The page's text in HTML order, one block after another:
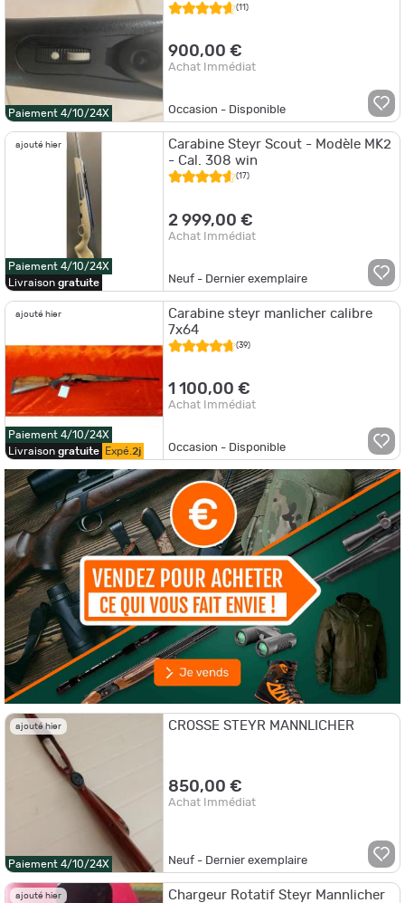
Paiement 4/10/24X
(11)
900,00 €
Achat Immédiat
Occasion - Disponible
ajouté hier
Paiement 4/10/24X
Livraison gratuite
Carabine Steyr Scout - Modèle MK2
- Cal. 308 win
(17)
2 999,00 €
Achat Immédiat
Neuf - Dernier exemplaire
ajouté hier
Paiement 4/10/24X
Livraison gratuite Expé. 2j
Carabine steyr manlicher calibre
7x64
(39)
1 100,00 €
Achat Immédiat
Occasion - Disponible
ajouté hier
Paiement 4/10/24X
CROSSE STEYR MANNLICHER
850,00 €
Achat Immédiat
Neuf - Dernier exemplaire
ajouté hier Chargeur Rotatif Steyr Mannlicher